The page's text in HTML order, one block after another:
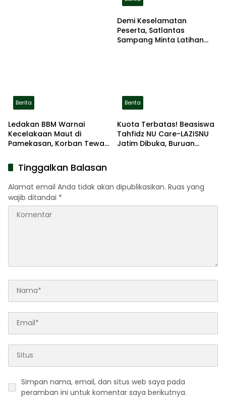
Demi Keselamatan
Peserta, Satlantas
Sampang Minta Latihan
Berita
Ledakan BBM Warnai
Kecelakaan Maut di
Pamekasan, Korban Tewas
Berita
Kuota Terbatas! Beasiswa
Tahfidz NU Care-LAZISNU
Jatim Dibuka, Buruan
Tinggalkan Balasan
Alamat email Anda tidak akan dipublikasikan. Ruas yang
wajib ditandai *
Simpan nama, email, dan situs web saya pada
peramban ini untuk komentar saya berikutnya.